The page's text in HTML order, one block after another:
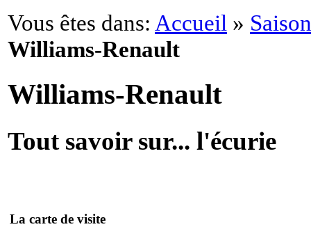
Vous êtes dans: Accueil »
Williams-Renault
Williams-Renault
Tout savoir sur... l'écurie
La carte de visite